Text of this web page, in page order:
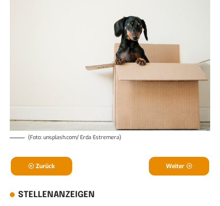
(Foto: unsplash.com/ Erda Estremera)
Zurück Weiter
STELLENANZEIGEN